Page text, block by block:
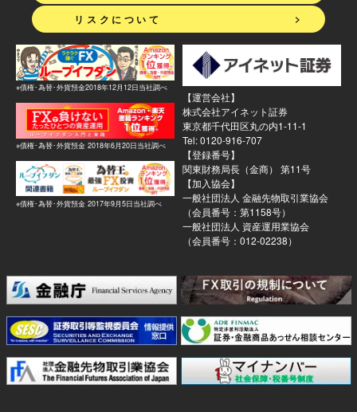
>
リスクについて
※債権･為替･外貨預金2018年12月12日当社調べ
※債権･為替･外貨預金 2018年6月20日当社調べ
※債権･為替･外貨預金 2017年9月5日当社調べ
【運営会社】
株式会社アイネット証券
東京都千代田区丸の内1-11-1
Tel: 0120-916-707
【登録番号】
関東財務局長（金商） 第11号
【加入協会】
一般社団法人 金融先物取引業協会
（会員番号：第1158号）
一般社団法人 資産運用業協会
（会員番号：012-02238）